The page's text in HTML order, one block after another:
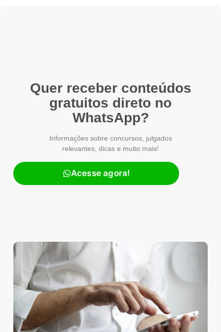
Quer receber conteúdos
gratuitos direto no
WhatsApp?
Informações sobre concursos, julgados
relevantes, dicas e muito mais!
Acesse agora!